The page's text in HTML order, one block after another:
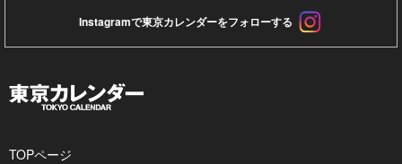
Instagramで東京カレンダーをフォローする
TOPページ